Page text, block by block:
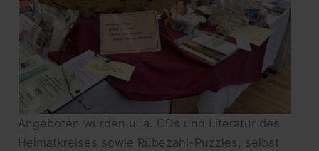
Angeboten wurden u. a. CDs und Literatur des
Heimatkreises sowie Rübezahl-Puzzles, selbst